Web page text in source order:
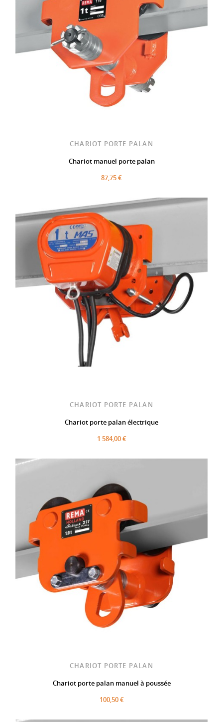
CHARIOT PORTE PALAN
Chariot manuel porte palan
87,75 €
CHARIOT PORTE PALAN
Chariot porte palan électrique
1 584,00 €
CHARIOT PORTE PALAN
Chariot porte palan manuel à poussée
100,50 €